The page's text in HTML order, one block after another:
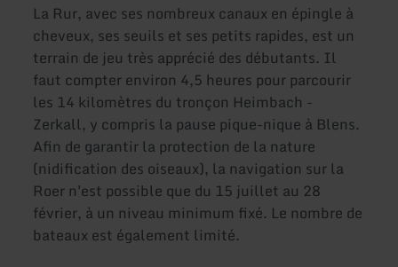
La Rur, avec ses nombreux canaux en épingle à
cheveux, ses seuils et ses petits rapides, est un
terrain de jeu très apprécié des débutants. Il
faut compter environ 4,5 heures pour parcourir
les 14 kilomètres du tronçon Heimbach -
Zerkall, y compris la pause pique-nique à Blens.
Afin de garantir la protection de la nature
(nidification des oiseaux), la navigation sur la
Roer n'est possible que du 15 juillet au 28
février, à un niveau minimum fixé. Le nombre de
bateaux est également limité.